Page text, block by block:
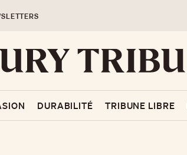
DURABILITÉ TRIBUNE LIBRE